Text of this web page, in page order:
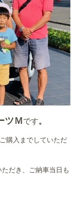
ツＭです。
購入までしていただ
だき、ご納車当日も